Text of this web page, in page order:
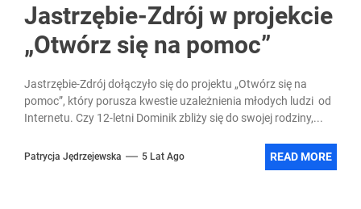
Jastrzębie-Zdrój w projekcie
„Otwórz się na pomoc”
Jastrzębie-Zdrój dołączyło się do projektu „Otwórz się na
pomoc”, który porusza kwestie uzależnienia młodych ludzi od
Internetu. Czy 12-letni Dominik zbliży się do swojej rodziny,...
Patrycja Jędrzejewska 5 Lat Ago READ MORE